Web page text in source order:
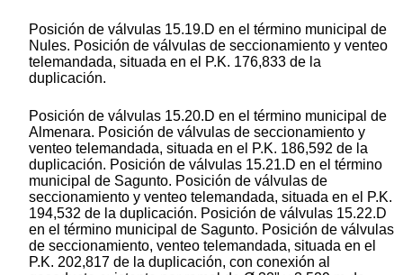
Posición de válvulas 15.19.D en el término municipal de
Nules. Posición de válvulas de seccionamiento y venteo
telemandada, situada en el P.K. 176,833 de la
duplicación.
Posición de válvulas 15.20.D en el término municipal de
Almenara. Posición de válvulas de seccionamiento y
venteo telemandada, situada en el P.K. 186,592 de la
duplicación. Posición de válvulas 15.21.D en el término
municipal de Sagunto. Posición de válvulas de
seccionamiento y venteo telemandada, situada en el P.K.
194,532 de la duplicación. Posición de válvulas 15.22.D
en el término municipal de Sagunto. Posición de válvulas
de seccionamiento, venteo telemandada, situada en el
P.K. 202,817 de la duplicación, con conexión al